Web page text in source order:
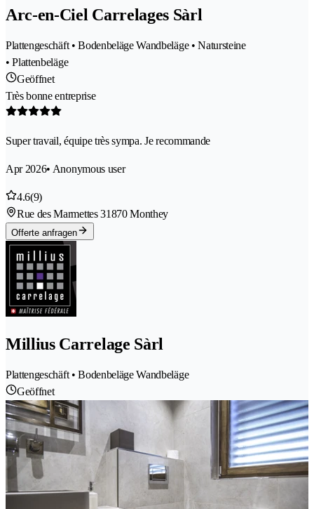
Arc-en-Ciel Carrelages Sàrl
Plattengeschäft • Bodenbeläge Wandbeläge • Natursteine
• Plattenbeläge
Geöffnet
Très bonne entreprise
Super travail, équipe très sympa. Je recommande
Apr 2026• Anonymous user
4.6(9)
Rue des Marmettes 31870 Monthey
Offerte anfragen
Millius Carrelage Sàrl
Plattengeschäft • Bodenbeläge Wandbeläge
Geöffnet